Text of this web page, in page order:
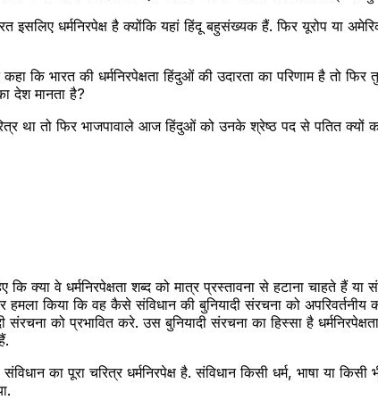
धर्मनिरपेक्ष है क्योंकि यहां हिंदू बहुसंख्यक हैं. फिर यूरोप या
भारत की धर्मनिरपेक्षता हिंदुओं की उदारता का परिणाम है तो फिर
देश मानता है?
था तो फिर भाजपावाले आज हिंदुओं को उनके श्रेष्ठ पद से पतित क्यों
क्या वे धर्मनिरपेक्षता शब्द को मात्र प्रस्तावना से हटाना चाहते हैं
किया कि वह कैसे संविधान की बुनियादी संरचना को
को प्रभावित करे. उस बुनियादी संरचना का हिस्सा है
का पूरा चरित्र धर्मनिरपेक्ष है. संविधान किसी धर्म, भाषा या